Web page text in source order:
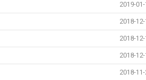
2019-
2018-
2018-
2018-
2018-